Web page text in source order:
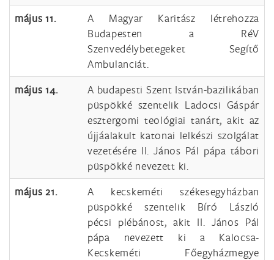
május 11.
A Magyar Karitász létrehozza
Budapesten a RéV
Szenvedélybetegeket Segítő
Ambulanciát.
május 14.
A budapesti Szent István-bazilikában
püspökké szentelik Ladocsi Gáspár
esztergomi teológiai tanárt, akit az
újjáalakult katonai lelkészi szolgálat
vezetésére II. János Pál pápa tábori
püspökké nevezett ki.
május 21.
A kecskeméti székesegyházban
püspökké szentelik Bíró László
pécsi plébánost, akit II. János Pál
pápa nevezett ki a Kalocsa-
Kecskeméti Főegyházmegye